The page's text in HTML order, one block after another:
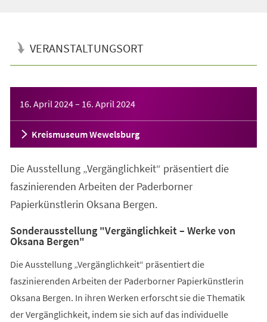
VERANSTALTUNGSORT
16. April 2024– 16. April 2024
Kreismuseum Wewelsburg
Die Ausstellung „Vergänglichkeit“ präsentiert die
faszinierenden Arbeiten der Paderborner
Papierkünstlerin Oksana Bergen.
Sonderausstellung "Vergänglichkeit – Werke von
Oksana Bergen"
Die Ausstellung „Vergänglichkeit“ präsentiert die
faszinierenden Arbeiten der Paderborner Papierkünstlerin
Oksana Bergen. In ihren Werken erforscht sie die Thematik
der Vergänglichkeit, indem sie sich auf das individuelle